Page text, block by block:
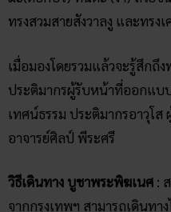
ปากท่อ ทางหลวงหมา
สมุทรสงครามแล้วเลี้
ทางหลวงหมายเลข 4
พอถึงแยก ชะอําให้ใ
เรื่อยมาจนเกือบถึงหัว
ศิลปากร เป็นจุดสังเก
กิโลเมตร ใช้เวลาเดิน